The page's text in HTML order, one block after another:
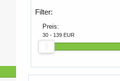
Filter:
Preis:
30 - 139 EUR